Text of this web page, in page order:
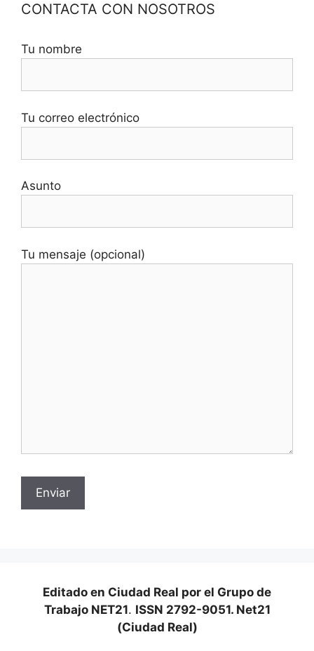
CONTACTA CON NOSOTROS
Tu nombre
Tu correo electrónico
Asunto
Tu mensaje (opcional)
Editado en Ciudad Real por el Grupo de
Trabajo NET21. ISSN 2792-9051. Net21
(Ciudad Real)